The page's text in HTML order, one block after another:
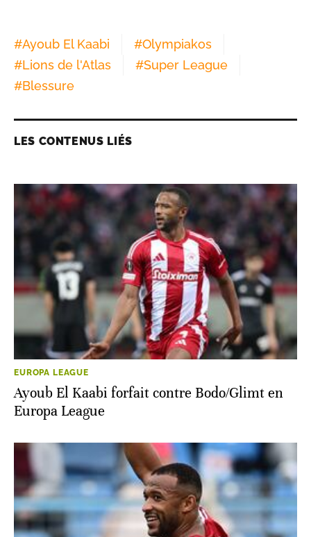
#Ayoub El Kaabi #Olympiakos
#Lions de l'Atlas #Super League
#Blessure
LES CONTENUS LIÉS
EUROPA LEAGUE
Ayoub El Kaabi forfait contre Bodo/Glimt en
Europa League